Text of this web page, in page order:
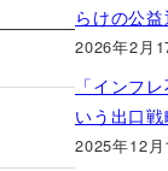
らけの公
2026年2月
「インフ
いう出口
2025年12月